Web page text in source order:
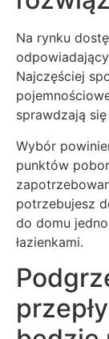
Na rynku
Najczęściej
sprawdzają
Wybór
punktów
potrzebujesz
do domu
łazienkami.